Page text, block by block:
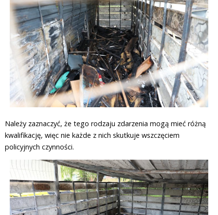
Należy zaznaczyć, że tego rodzaju zdarzenia mogą mieć różną
kwalifikację, więc nie każde z nich skutkuje wszczęciem
policyjnych czynności.